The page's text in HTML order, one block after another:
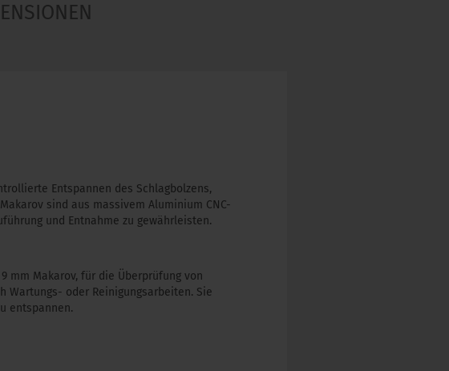
Entspannen des Schlagbolzens,
sind aus massivem Aluminium CNC-
und Entnahme zu gewährleisten.
mm Makarov, für die Überprüfung von
Wartungs- oder Reinigungsarbeiten. Sie
entspannen.